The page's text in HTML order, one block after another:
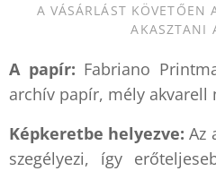
A VÁSÁRLÁST KÖVETŐEN
AKASZTANI
A papír: Fabriano
archív papír, mély akvarell
Képkeretbe helyezve: Az
szegélyezi, így